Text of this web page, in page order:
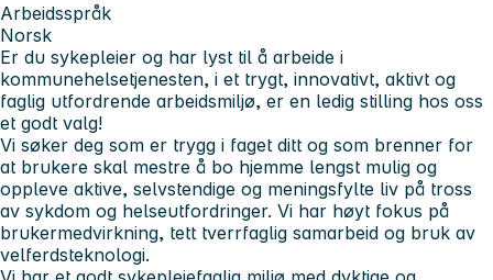
Arbeidsspråk
Norsk
Er du sykepleier og har lyst til å arbeide i
kommunehelsetjenesten, i et trygt, innovativt, aktivt og
faglig utfordrende arbeidsmiljø, er en ledig stilling hos oss
et godt valg!
Vi søker deg som er trygg i faget ditt og som brenner for
at brukere skal mestre å bo hjemme lengst mulig og
oppleve aktive, selvstendige og meningsfylte liv på tross
av sykdom og helseutfordringer. Vi har høyt fokus på
brukermedvirkning, tett tverrfaglig samarbeid og bruk av
velferdsteknologi.